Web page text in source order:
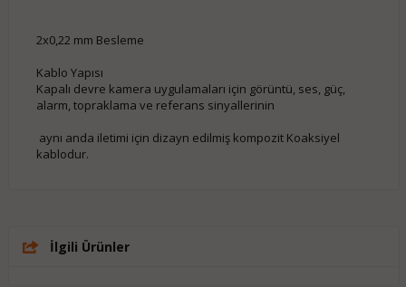
2x0,22 mm Besleme
Kablo Yapısı
Kapalı devre kamera uygulamaları için görüntü, ses, güç,
alarm, topraklama ve referans sinyallerinin
aynı anda iletimi için dizayn edilmiş kompozit Koaksiyel
kablodur.
İlgili Ürünler